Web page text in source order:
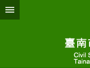
跳到主要內容區塊